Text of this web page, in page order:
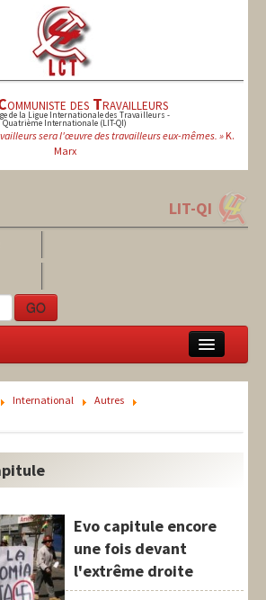
ommuniste des Travailleurs
de la Ligue Internationale des Travailleurs -
Quatrième Internationale (LIT-QI)
sera l'œuvre des travailleurs eux-mêmes. »K.
Marx
LIT-QI
GO
International
Autres
Evo capitule encore
une fois devant
l'extrême droite